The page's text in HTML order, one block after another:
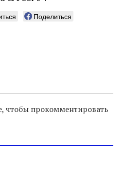
Поделиться
чтобы прокомментировать